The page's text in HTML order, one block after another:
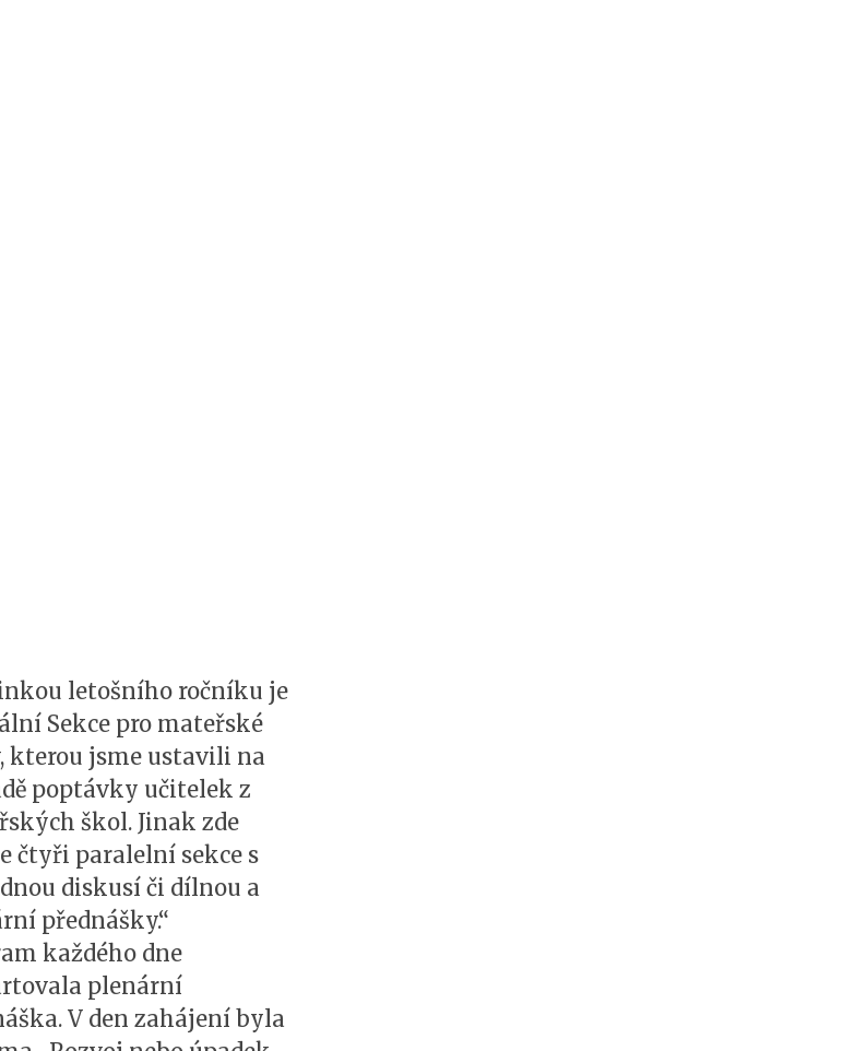
letošního ročníku je
Sekce pro mateřské
kterou jsme ustavili na
poptávky učitelek z
škol. Jinak zde
čtyři paralelní sekce s
diskusí či dílnou a
přednášky.“
každého dne
plenární
V den zahájení byla